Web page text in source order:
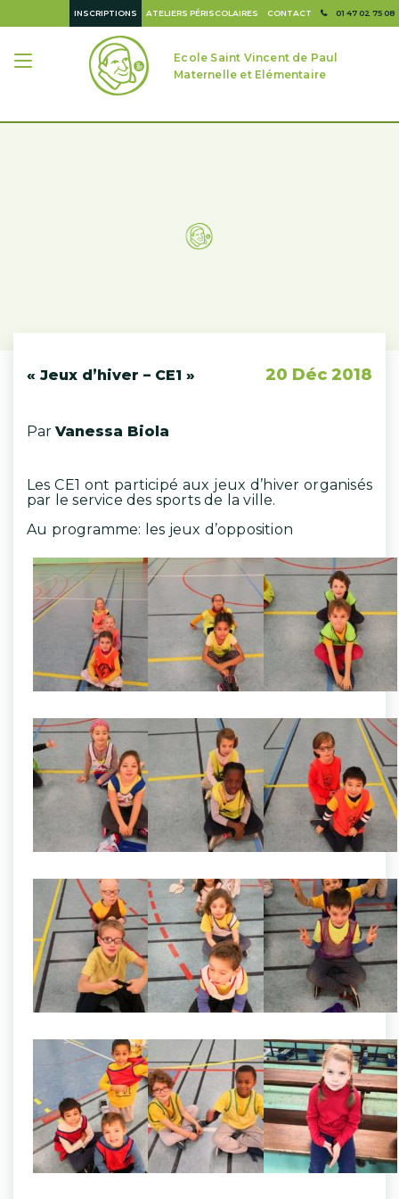
01 47 02 75 08
CONTACT
ATELIERS PÉRISCOLAIRES
INSCRIPTIONS
Ecole Saint Vincent de Paul
Maternelle et Elémentaire
« Jeux d’hiver – CE1 » 20 Déc 2018
Par Vanessa Biola
Les CE1 ont participé aux jeux d’hiver organisés
par le service des sports de la ville.
Au programme: les jeux d’opposition